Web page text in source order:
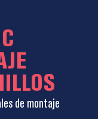
de montaje